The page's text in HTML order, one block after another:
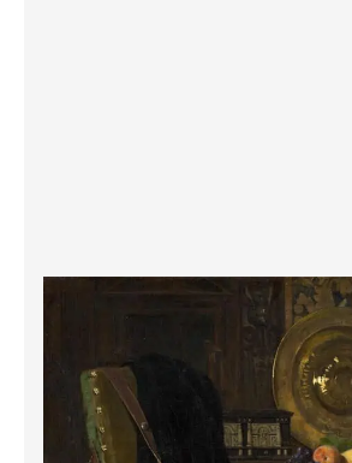
لودویگ دویچ
رامبرانت